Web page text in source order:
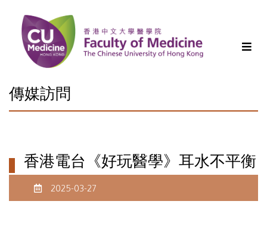
傳媒訪問
香港電台《好玩醫學》耳水不平衡
2025-03-27